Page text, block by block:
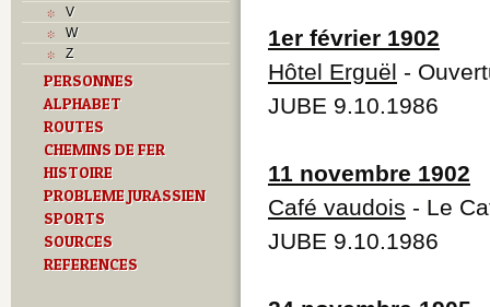
P
Problème jurassien
Q
R
S
T
Textes
U
Z
V
W
Z
PERSONNES
ALPHABET
ROUTES
CHEMINS DE FER
HISTOIRE
PROBLEME JURASSIEN
SPORTS
SOURCES
REFERENCES
1er février 1902
Hôtel Erguël -
JUBE 9.10.1986
11 novembre 1902
Café vaudois - Le
JUBE 9.10.1986